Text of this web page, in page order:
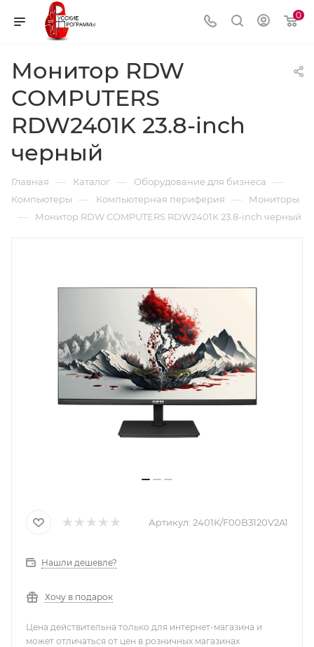
0
Монитор RDW
COMPUTERS
RDW2401K 23.8-inch
черный
Главная — Каталог — Оборудование для бизнеса —
Компьютеры — Компьютерная периферия — Мониторы
— Монитор RDW COMPUTERS RDW2401K 23.8-inch черный
Артикул: 2401K/F00B3120V2A1
Нашли дешевле?
Хочу в подарок
Цена действительна только для интернет-магазина и
может отличаться от цен в розничных магазинах